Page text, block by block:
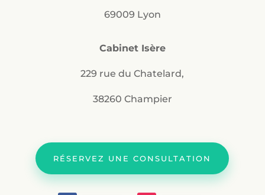
69009 Lyon
Cabinet Isère
229 rue du Chatelard,
38260 Champier
RÉSERVEZ UNE CONSULTATION